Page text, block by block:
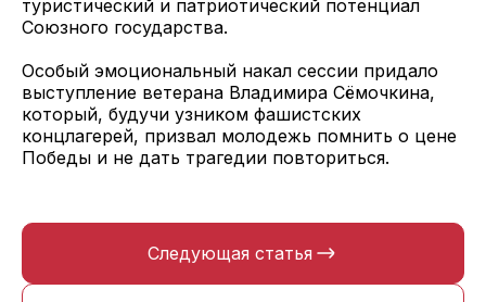
туристический и патриотический потенциал
Союзного государства.
Особый эмоциональный накал сессии придало
выступление ветерана Владимира Сёмочкина,
который, будучи узником фашистских
концлагерей, призвал молодежь помнить о цене
Победы и не дать трагедии повториться.
Следующая статья